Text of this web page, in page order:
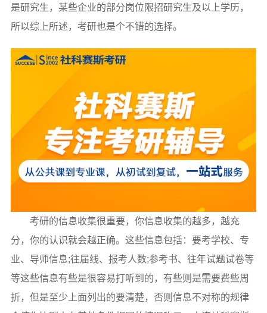
是研究生，某些企业的部分岗位限招研究生及以上学历，
所以综上所述，考研也是个不错的选择。
考研的信息收集很重要，你信息收集的越多，越充
分，你的认识就会越正确。这些信息包括：要考学校、专
业、导师信息;往届线、报考人数;参考书、往年试题试卷等
等这些信息有些是很容易打听到的，有些则是需要费些周
折，但是至少上面列出的要清楚，否则信息不对称的规律